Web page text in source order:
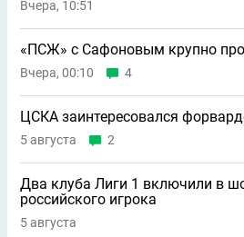
Вчера, 10:51
«ПСЖ» с Сафоновым крупно
Вчера, 00:10 4
ЦСКА заинтересовался
5 августа 2
Два клуба Лиги 1 включили в
российского игрока
5 августа